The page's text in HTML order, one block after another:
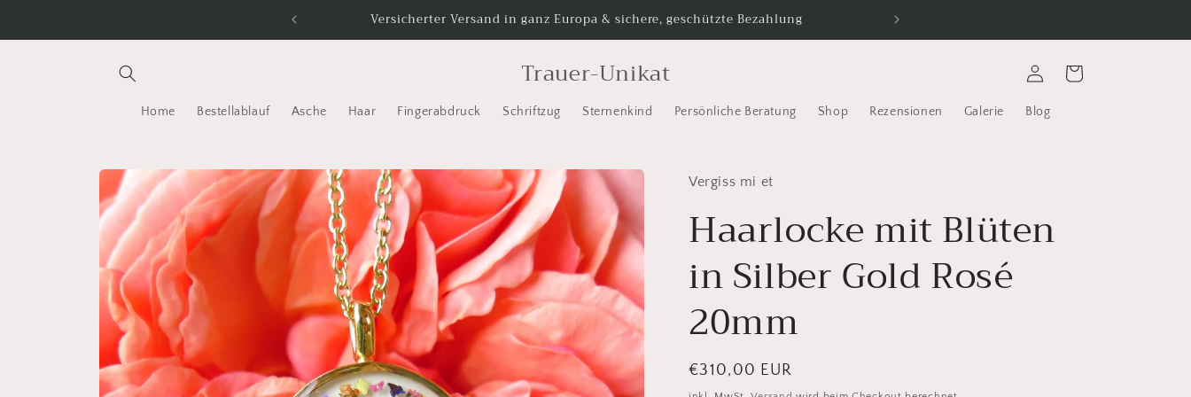
Versicherter Versand in ganz Europa & sichere, geschützte Bezahlung
Trauer-Unikat
Home Bestellablauf Asche Haar Fingerabdruck Schriftzug Sternenkind Persönliche Beratung Shop Rezensionen Galerie Blog
EinloggenWarenkorb
Zu
Produktinformationen
springen
Vergiss mi et
Haarlocke mit Blüten
in Silber Gold Rosé
20mm
Normaler
€310,00 EUR